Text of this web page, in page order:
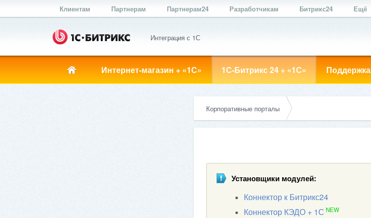
Клиентам Партнерам Партнерам24 Разработчикам Битрикс24 Ещё
Интеграция с 1С
Интернет-магазин + «1С» 1С-Битрикс 24 + «1С» Поддержка
Корпоративные порталы
Установщики модулей:
Коннектор к Битрикс24
Коннектор КЭДО + 1С NEW